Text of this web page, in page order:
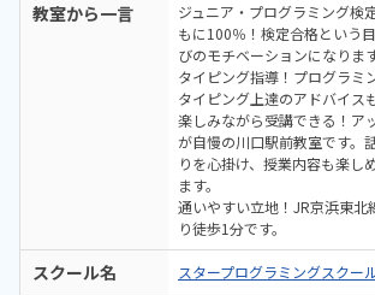
教室から一言
ジュニア・プログラミング検
もに100％！検定合格という
びのモチベーションになります
タイピング指導！プログラミ
タイピング上達のアドバイス
楽しみながら受講できる！ア
が自慢の川口駅前教室です。
りを心掛け、授業内容も楽し
ます。
通いやすい立地！JR京浜東北
り徒歩1分です。
スクール名 スタープログラミングスクー